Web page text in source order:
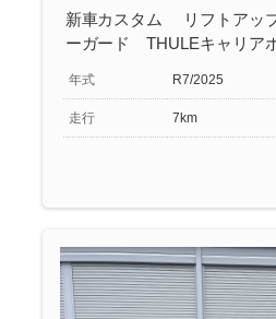
新車カスタム リフトア
ーガード THULEキャリア
年式 R7/2025
走行 7km